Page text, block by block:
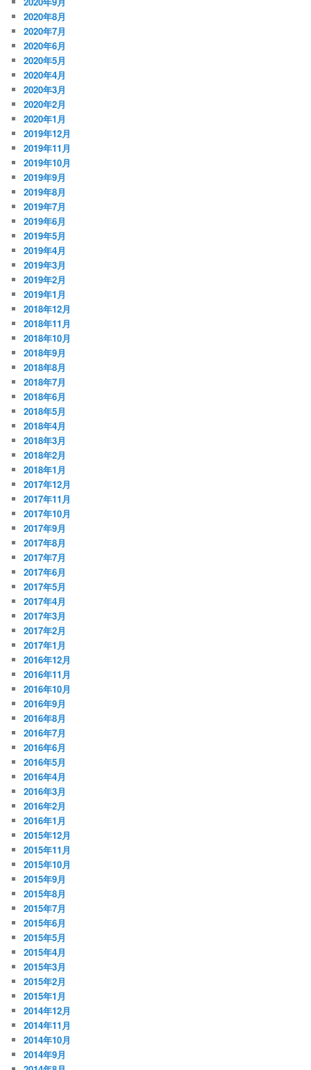
2020年8月
2020年7月
2020年6月
2020年5月
2020年4月
2020年3月
2020年2月
2020年1月
2019年12月
2019年11月
2019年10月
2019年9月
2019年8月
2019年7月
2019年6月
2019年5月
2019年4月
2019年3月
2019年2月
2019年1月
2018年12月
2018年11月
2018年10月
2018年9月
2018年8月
2018年7月
2018年6月
2018年5月
2018年4月
2018年3月
2018年2月
2018年1月
2017年12月
2017年11月
2017年10月
2017年9月
2017年8月
2017年7月
2017年6月
2017年5月
2017年4月
2017年3月
2017年2月
2017年1月
2016年12月
2016年11月
2016年10月
2016年9月
2016年8月
2016年7月
2016年6月
2016年5月
2016年4月
2016年3月
2016年2月
2016年1月
2015年12月
2015年11月
2015年10月
2015年9月
2015年8月
2015年7月
2015年6月
2015年5月
2015年4月
2015年3月
2015年2月
2015年1月
2014年12月
2014年11月
2014年10月
2014年9月